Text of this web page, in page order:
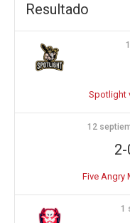
Resultado
Spotlight
12
2-
Five Angry
1